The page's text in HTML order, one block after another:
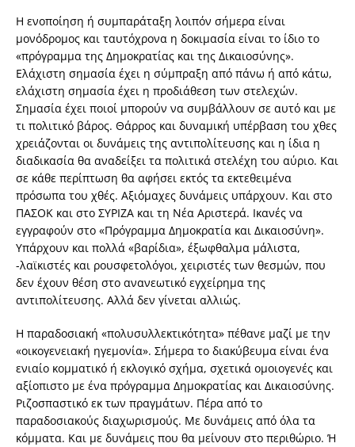
Η ενοποίηση ή συμπαράταξη λοιπόν σήμερα είναι
μονόδρομος και ταυτόχρονα η δοκιμασία είναι το ίδιο το
«πρόγραμμα της Δημοκρατίας και της Δικαιοσύνης».
Ελάχιστη σημασία έχει η σύμπραξη από πάνω ή από κάτω,
ελάχιστη σημασία έχει η προδιάθεση των στελεχών.
Σημασία έχει ποιοί μπορούν να συμβάλλουν σε αυτό και με
τι πολιτικό βάρος. Θάρρος και δυναμική υπέρβαση του χθες
χρειάζονται οι δυνάμεις της αντιπολίτευσης και η ίδια η
διαδικασία θα αναδείξει τα πολιτικά στελέχη του αύριο. Και
σε κάθε περίπτωση θα αφήσει εκτός τα εκτεθειμένα
πρόσωπα του χθές. Αξιόμαχες δυνάμεις υπάρχουν. Και στο
ΠΑΣΟΚ και στο ΣΥΡΙΖΑ και τη Νέα Αριστερά. Ικανές να
εγγραφούν στο «Πρόγραμμα Δημοκρατία και Δικαιοσύνη».
Υπάρχουν και πολλά «βαρίδια», έξωφθαλμα μάλιστα,
-λαϊκιστές και ρουσφετολόγοι, χειριστές των θεσμών, που
δεν έχουν θέση στο ανανεωτικό εγχείρημα της
αντιπολίτευσης. Αλλά δεν γίνεται αλλιώς.
Η παραδοσιακή «πολυσυλλεκτικότητα» πέθανε μαζί με την
«οικογενειακή ηγεμονία». Σήμερα το διακύβευμα είναι ένα
ενιαίο κομματικό ή εκλογικό σχήμα, σχετικά ομοιογενές και
αξίοπιστο με ένα πρόγραμμα Δημοκρατίας και Δικαιοσύνης.
Ριζοσπαστικό εκ των πραγμάτων. Πέρα από το
παραδοσιακούς διαχωρισμούς. Με δυνάμεις από όλα τα
κόμματα. Και με δυνάμεις που θα μείνουν στο περιθώριο. Ή